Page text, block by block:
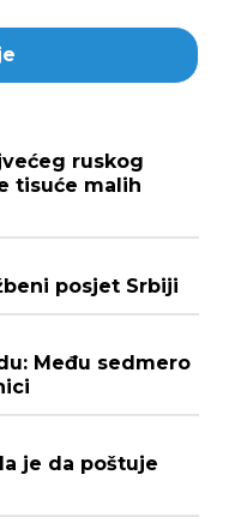
ruskog
tisuće malih
posjet Srbiji
Među sedmero
je da poštuje